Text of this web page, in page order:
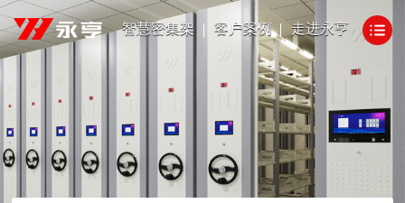
智慧密集架 客户案例 走进永亨